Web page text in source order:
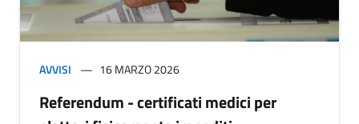
AVVISI 16 MARZO 2026
Referendum - certificati medici per